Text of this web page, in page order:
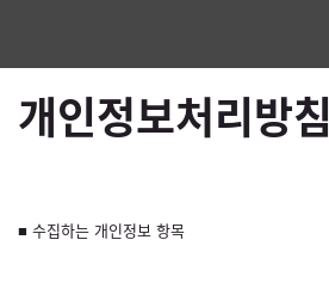
개인정보처리방침
■ 수집하는 개인정보 항목